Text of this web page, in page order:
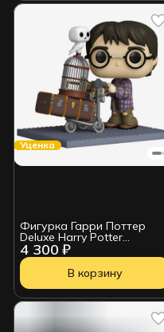
Уценка
4 300 ₽
Фигурка Гарри Поттер
Deluxe Harry Potter
Anniversary Harry Potter
Pushing Trolley (135) 57360
В корзину